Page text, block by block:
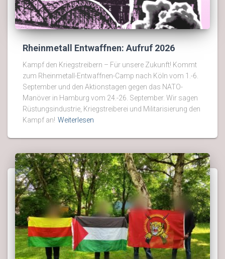
Rheinmetall Entwaffnen: Aufruf 2026
Kampf den Kriegstreibern – Für unsere Zukunft! Kommt
zum Rheinmetall-Entwaffnen-Camp nach Köln vom 1.-6.
September und den Aktionstagen gegen das NATO-
Manöver in Hamburg vom 24.-26. September. Wir sagen
Rüstungsindustrie, Kriegstreiberei und Militarisierung den
Kampf an! Weiterlesen